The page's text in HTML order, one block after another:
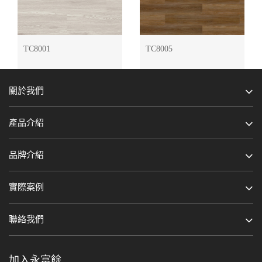
TC8001 TC8005
關於我們
產品介紹
品牌介紹
實際案例
聯絡我們